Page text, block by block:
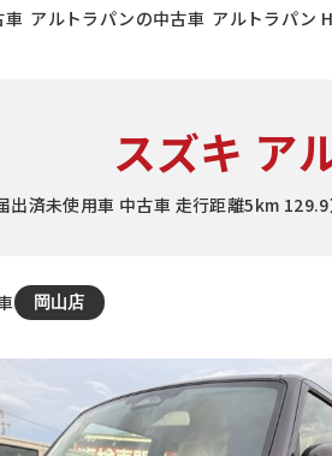
車 アルトラパンの中古車 アルトラパン
スズキ ア
出済未使用車 中古車 走行距離5km
岡山店